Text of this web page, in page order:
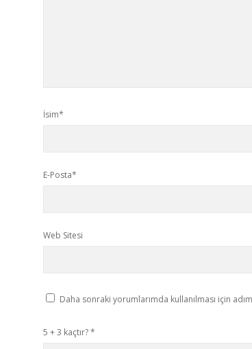
İsim*
E-Posta*
Web Sitesi
Daha sonraki yorumlarımda kullanılması için
5 + 3 kaçtır?*